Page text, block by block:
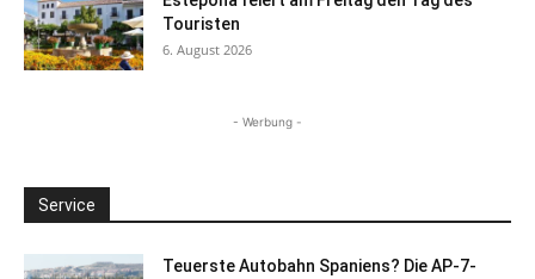
Touristen
6. August 2026
- Werbung -
Service
Teuerste Autobahn Spaniens? Die AP-7-